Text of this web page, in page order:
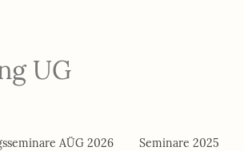
UG
AÜG 2026 Seminare 2025